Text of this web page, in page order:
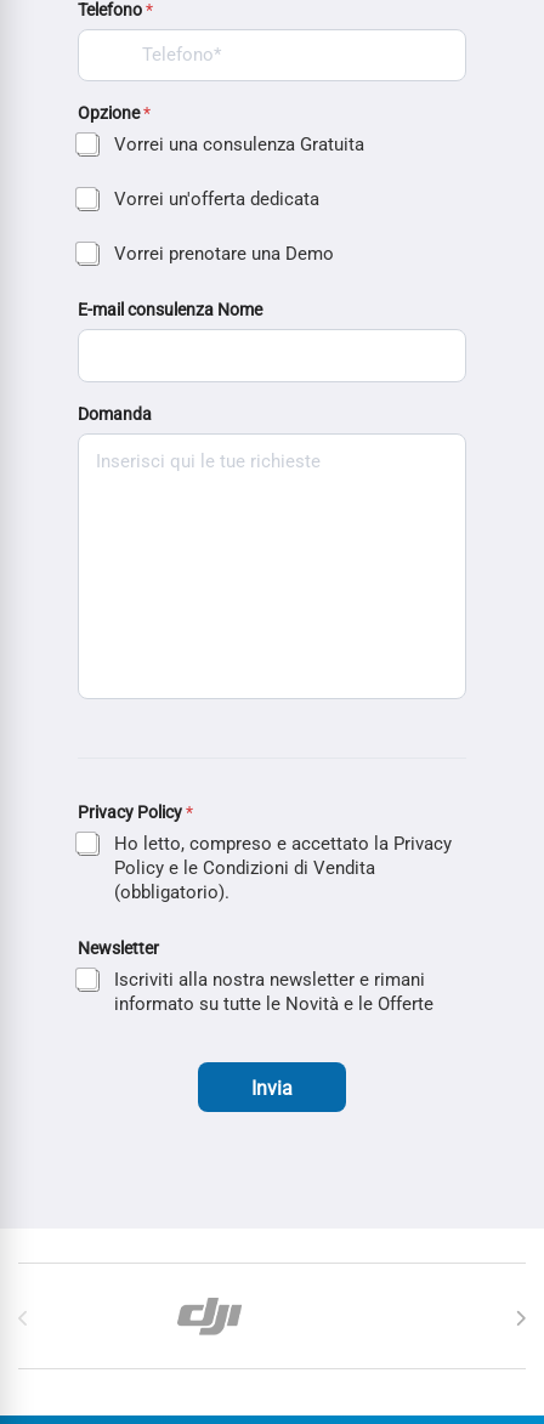
Telefono*
Opzione*
Vorrei una consulenza Gratuita
Vorrei un'offerta dedicata
Vorrei prenotare una Demo
E-mail consulenza Nome
Domanda
Privacy Policy*
Ho letto, compreso e accettato la Privacy
Policy e le Condizioni di Vendita
(obbligatorio).
Newsletter
Iscriviti alla nostra newsletter e rimani
informato su tutte le Novità e le Offerte
Invia